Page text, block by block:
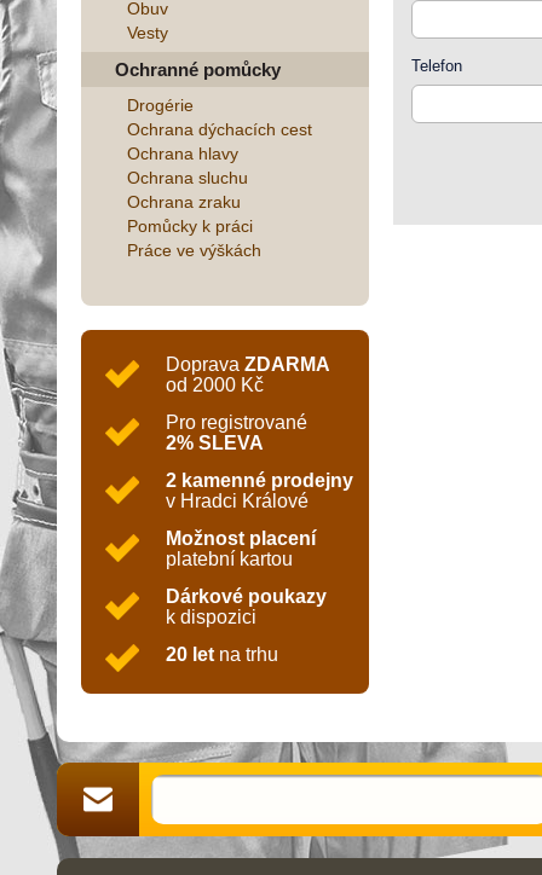
Obuv
Vesty
Ochranné pomůcky
Drogérie
Ochrana dýchacích cest
Ochrana hlavy
Ochrana sluchu
Ochrana zraku
Pomůcky k práci
Práce ve výškách
Doprava ZDARMA
od 2000 Kč
Pro registrované
2% SLEVA
2 kamenné prodejny
v Hradci Králové
Možnost placení
platební kartou
Dárkové poukazy
k dispozici
20 let na trhu
Telefon